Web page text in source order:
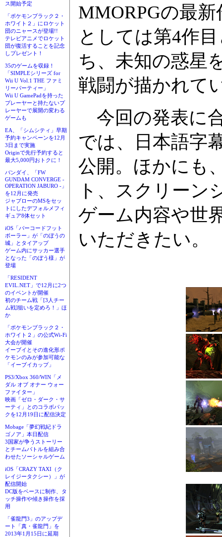
ス開始予定
「ポケモンブラック２・
ホワイト２」にロケット
団のニャースが登場!!
テレビアニメでロケット
団が復活することを記念
しプレゼント！
35のゲームを収録！
「SIMPLEシリーズ for
Wii U Vol.1 THE ファミ
リーパーティー」
Wii U GamePadを持った
プレーヤーと持たないプ
レーヤーで展開の変わる
ゲームも
EA、「シムシティ」早期
予約キャンペーンを12月
3日まで実施
Originで先行予約すると
最大5,000円おトクに！
バンダイ、「FW
GUNDAM CONVERGE -
OPERATION JABURO -」
を12月に発売
ジャブローのMSをセッ
トにしたデフォルメフィ
ギュア8体セット
iOS「バーコードフット
ボーラー」が「のぼうの
城」とタイアップ
ゲーム内にサッカー選手
となった「のぼう様」が
登場
「RESIDENT
EVIL.NET」で12月に2つ
のイベントが開催
初のチーム戦「[3人チー
ム戦]狙いを定めろ！」ほ
か
「ポケモンブラック２・
ホワイト２」の公式Wi-Fi
大会が開催
イーブイとその進化形ポ
ケモンのみが参加可能な
「イーブイカップ」
PS3/Xbox 360/WIN「メ
ダル オブ オナー ウォー
ファイター」
映画「ゼロ・ダーク・サ
ーティ」とのコラボパッ
クを12月19日に配信決定
Mobage「夢幻戦紀ドラ
ゴノア」本日配信
3国家が争うストーリー
とチームバトルを組み合
わせたソーシャルゲーム
iOS「CRAZY TAXI（ク
レイジータクシー）」が
配信開始
DC版をベースに制作、タ
ッチ操作や傾き操作を採
用
「雀龍門3」のアップデ
ート「真・雀龍門」を
2013年1月15日に延期
MMORPGの最
としては第4作
ち、未知の惑星
戦闘が描かれて
今回の発表に
では、日本語字
公開。ほかにも
ト、スクリーン
ゲーム内容や世
いただきたい。